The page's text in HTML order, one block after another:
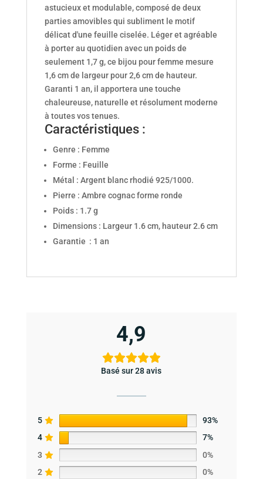
astucieux et modulable, composé de deux
parties amovibles qui subliment le motif
délicat d'une feuille ciselée. Léger et agréable
à porter au quotidien avec un poids de
seulement 1,7 g, ce bijou pour femme mesure
1,6 cm de largeur pour 2,6 cm de hauteur.
Garanti 1 an, il apportera une touche
chaleureuse, naturelle et résolument moderne
à toutes vos tenues.
Caractéristiques :
Genre : Femme
Forme : Feuille
Métal : Argent blanc rhodié 925/1000.
Pierre : Ambre cognac forme ronde
Poids : 1.7 g
Dimensions : Largeur 1.6 cm, hauteur 2.6 cm
Garantie : 1 an
4,9
Basé sur 28 avis
5
93%
4
7%
3
0%
2
0%